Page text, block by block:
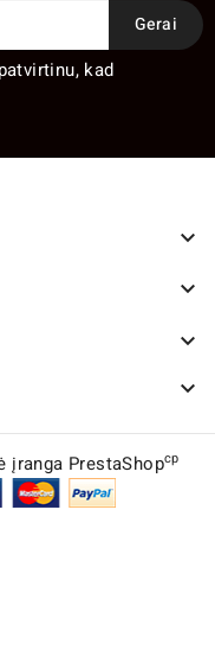
kad




įranga PrestaShopcp